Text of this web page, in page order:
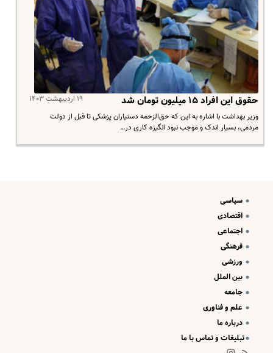
۱۹ اردیبهشت ۱۴۰۳ حقوق این افراد ۱۵ میلیون تومان شد
وزیر بهداشت با اشاره به این که حق‌الزحمه دستیاران پزشکی تا قبل از دولت
مردمی، بسیار اندک و موجب نبود انگیزه کاری در…
سیاسی
اقتصادی
اجتماعی
فرهنگی
ورزشی
بین الملل
جامعه
علم و فناوری
درباره ما
تبلیغات و تماس با ما